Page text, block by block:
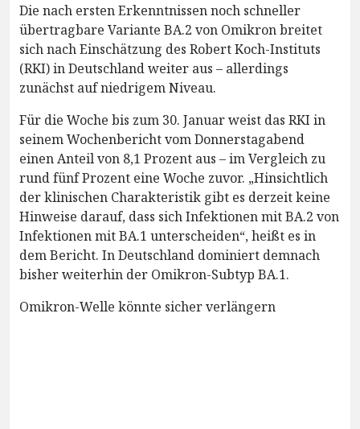
Die nach ersten Erkenntnissen noch schneller
übertragbare Variante BA.2 von Omikron breitet
sich nach Einschätzung des Robert Koch-Instituts
(RKI) in Deutschland weiter aus – allerdings
zunächst auf niedrigem Niveau.
Für die Woche bis zum 30. Januar weist das RKI in
seinem Wochenbericht vom Donnerstagabend
einen Anteil von 8,1 Prozent aus – im Vergleich zu
rund fünf Prozent eine Woche zuvor. „Hinsichtlich
der klinischen Charakteristik gibt es derzeit keine
Hinweise darauf, dass sich Infektionen mit BA.2 von
Infektionen mit BA.1 unterscheiden“, heißt es in
dem Bericht. In Deutschland dominiert demnach
bisher weiterhin der Omikron-Subtyp BA.1.
Omikron-Welle könnte sicher verlängern